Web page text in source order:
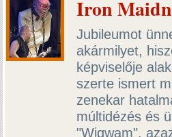
Iron
Jubileumot
akármilyet,
képviselője
szerte ismert
zenekar
múltidézés és
"Wigwam",